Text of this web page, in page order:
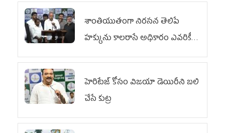
శాంతియుతంగా నిరసన తెలిపే
హక్కును కాలరాసే అధికారం ఎవరికీ
లేదు
హెరిటేజ్ కోసం విజయా డెయిరీని బలి
చేసే కుట్ర‌